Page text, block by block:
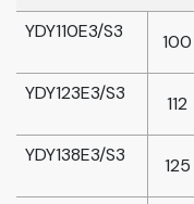
YDY110E3/S3 100
YDY123E3/S3
112
YDY138E3/S3
125